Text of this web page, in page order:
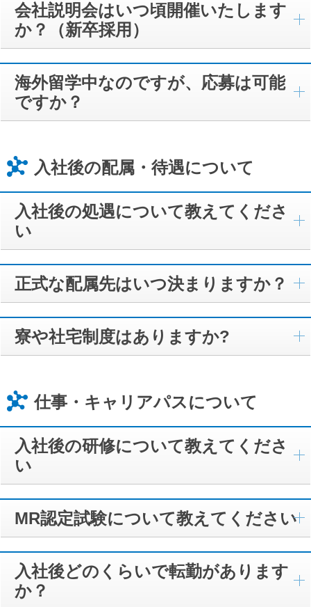
会社説明会はいつ頃開催いたします
か？（新卒採用）
海外留学中なのですが、応募は可能
ですか？
入社後の配属・待遇について
入社後の処遇について教えてくださ
い
正式な配属先はいつ決まりますか？
寮や社宅制度はありますか?
仕事・キャリアパスについて
入社後の研修について教えてくださ
い
MR認定試験について教えてください
入社後どのくらいで転勤があります
か？